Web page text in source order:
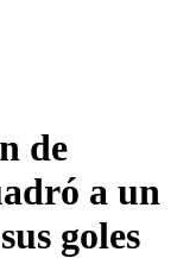
de
a un
goles